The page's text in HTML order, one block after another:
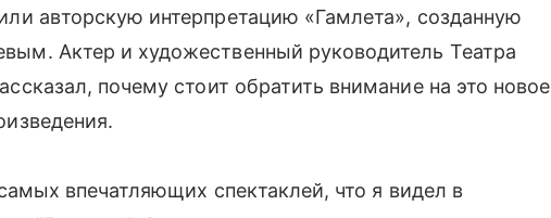
авторскую интерпретацию «Гамлета», созданную
Актер и художественный руководитель Театра
почему стоит обратить внимание на это новое
впечатляющих спектаклей, что я видел в